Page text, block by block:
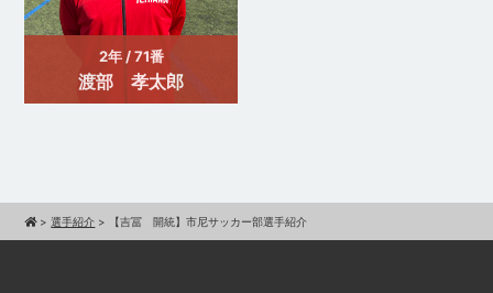
2年 / 71番
渡部 孝太郎
>選手紹介 > 【吉冨 開統】市尼サッカー部選手紹介